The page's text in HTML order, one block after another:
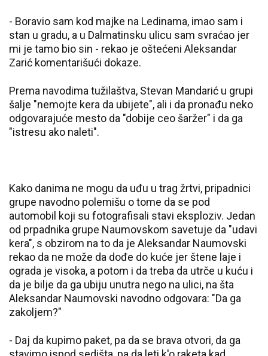
- Boravio sam kod majke na Ledinama, imao sam i
stan u gradu, a u Dalmatinsku ulicu sam svraćao jer
mi je tamo bio sin - rekao je oštećeni Aleksandar
Zarić komentarišući dokaze.
Prema navodima tužilaštva, Stevan Mandarić u grupi
šalje "nemojte kera da ubijete", ali i da pronađu neko
odgovarajuće mesto da "dobije ceo šaržer" i da ga
"istresu ako naleti".
Kako danima ne mogu da uđu u trag žrtvi, pripadnici
grupe navodno polemišu o tome da se pod
automobil koji su fotografisali stavi eksploziv. Jedan
od prpadnika grupe Naumovskom savetuje da "udavi
kera", s obzirom na to da je Aleksandar Naumovski
rekao da ne može da dođe do kuće jer štene laje i
ograda je visoka, a potom i da treba da utrče u kuću i
da je bilje da ga ubiju unutra nego na ulici, na šta
Aleksandar Naumovski navodno odgovara: "Da ga
zakoljem?"
- Daj da kupimo paket, pa da se brava otvori, da ga